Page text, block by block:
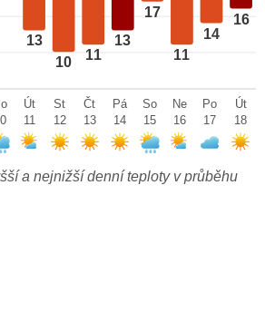
13
10 11
13
17
11
14
16
Út
11
St
12
Čt
13
Pá
14
So
15
Ne
16
Po
17
Út
18
a nejnižší denní teploty v průběhu